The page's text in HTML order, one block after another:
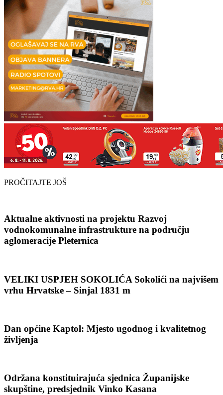
PROČITAJTE JOŠ
Aktualne aktivnosti na projektu Razvoj
vodnokomunalne infrastrukture na području
aglomeracije Pleternica
VELIKI USPJEH SOKOLIĆA Sokolići na najvišem
vrhu Hrvatske – Sinjal 1831 m
Dan općine Kaptol: Mjesto ugodnog i kvalitetnog
življenja
Održana konstituirajuća sjednica Županijske
skupštine, predsjednik Vinko Kasana